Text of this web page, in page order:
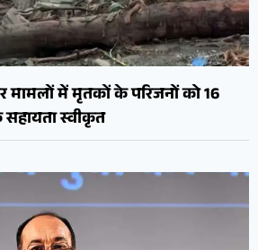
मामलों में मृतकों के परिजनों को 16
स्वीकृत